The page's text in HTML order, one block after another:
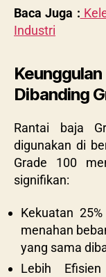
Baca Juga :
Industri
Dibanding
Rantai baja
digunakan di
Grade 100
signifikan:
Kekuatan
menahan
yang sama
Lebih